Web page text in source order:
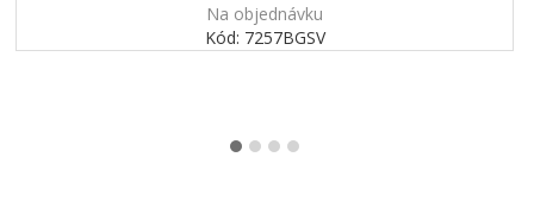
Na objednávku
Kód: 7257BGSV